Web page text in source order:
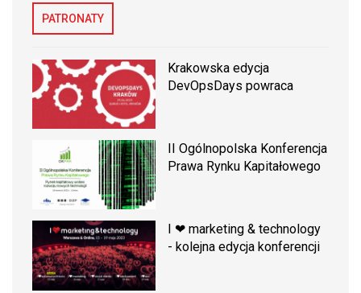
PATRONATY
Krakowska edycja
DevOpsDays powraca
II Ogólnopolska Konferencja
Prawa Rynku Kapitałowego
I ❤ marketing & technology
- kolejna edycja konferencji